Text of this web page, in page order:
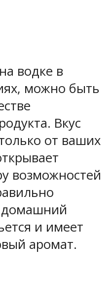
водке в
можно быть
Вкус
от ваших
возможностей
домашний
и имеет
аромат.